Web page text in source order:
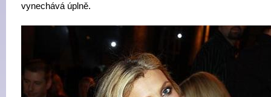
vynechává úplně.